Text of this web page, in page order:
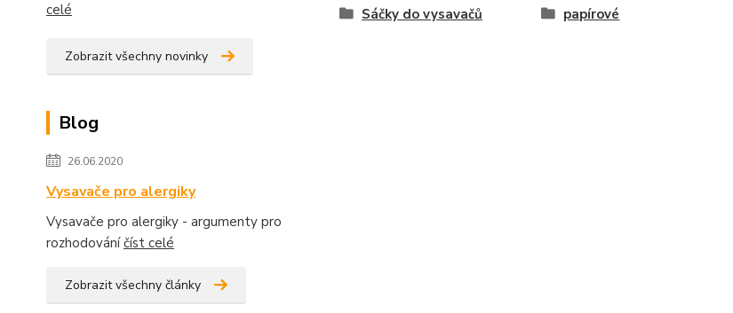
celé
Zobrazit všechny novinky
Blog
26.06.2020
Vysavače pro alergiky
Vysavače pro alergiky - argumenty pro
rozhodováníčíst celé
Zobrazit všechny články
Sáčky do vysavačů papírové